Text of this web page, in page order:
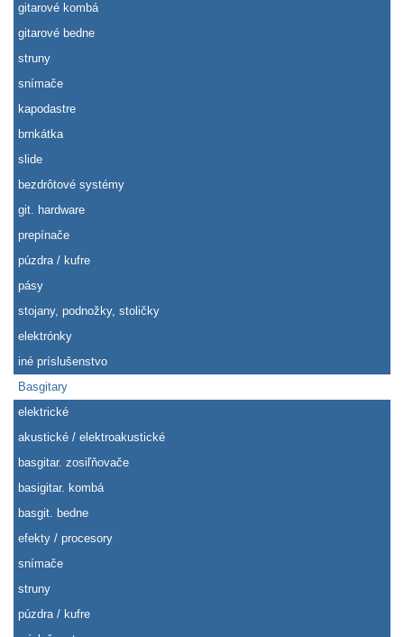
gitarové kombá
gitarové bedne
struny
snímače
kapodastre
brnkátka
slide
bezdrôtové systémy
git. hardware
prepínače
púzdra / kufre
pásy
stojany, podnožky, stoličky
elektrónky
iné príslušenstvo
Basgitary
elektrické
akustické / elektroakustické
basgitar. zosiľňovače
basigitar. kombá
basgit. bedne
efekty / procesory
snímače
struny
púzdra / kufre